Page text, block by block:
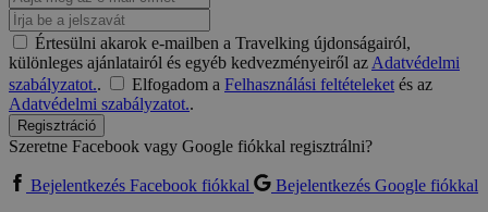
Értesülni akarok e-mailben a Travelking újdonságairól,
különleges ajánlatairól és egyéb kedvezményeiről azAdatvédelmi
szabályzatot.. Elfogadom a Felhasználási feltételeketés az
Adatvédelmi szabályzatot..
Regisztráció
Szeretne Facebook vagy Google fiókkal regisztrálni?
Bejelentkezés Facebook fiókkal
Bejelentkezés Google fiókkal